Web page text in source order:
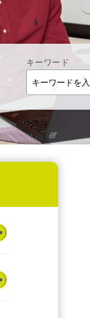
キーワード